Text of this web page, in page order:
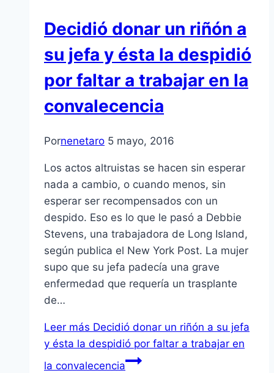
Decidió donar un riñón a
su jefa y ésta la despidió
por faltar a trabajar en la
convalecencia
Pornenetaro 5 mayo, 2016
Los actos altruistas se hacen sin esperar
nada a cambio, o cuando menos, sin
esperar ser recompensados con un
despido. Eso es lo que le pasó a Debbie
Stevens, una trabajadora de Long Island,
según publica el New York Post. La mujer
supo que su jefa padecía una grave
enfermedad que requería un trasplante
de…
Leer más Decidió donar un riñón a su jefa
y ésta la despidió por faltar a trabajar en
la convalecencia